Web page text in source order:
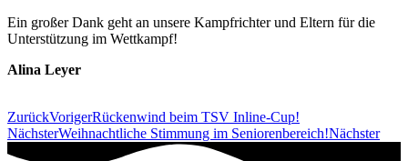
Ein großer Dank geht an unsere Kampfrichter und Eltern für die
Unterstützung im Wettkampf!
Alina Leyer
ZurückVorigerRückenwind beim TSV Inline-Cup!
NächsterWeihnachtliche Stimmung im Seniorenbereich!Nächster